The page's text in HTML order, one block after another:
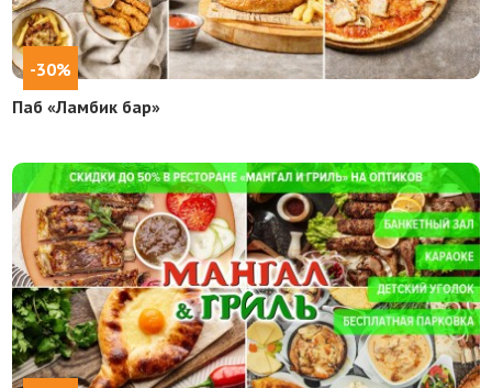
-30%
Паб «Ламбик бар»